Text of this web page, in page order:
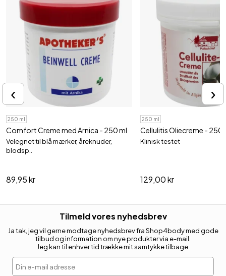
250 ml
Comfort Creme med Arnica - 250 ml
Velegnet til blå mærker, åreknuder,
blodsp..
89,95 kr
250 ml
Cellulitis Oliecreme - 250
Klinisk testet
129,00 kr
‹ ›
Tilmeld vores nyhedsbrev
Ja tak, jeg vil gerne modtage nyhedsbrev fra Shop4body med gode
tilbud og information om nye produkter via e-mail.
Jeg kan til enhver tid trække mit samtykke tilbage.